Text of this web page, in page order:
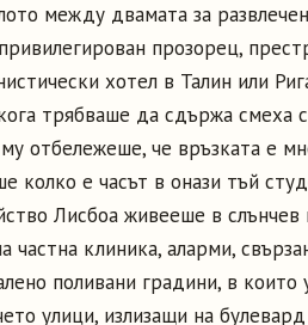
между двамата за
прозорец,
хотел в Талин или
трябваше да сдържа смеха
отбележеше, че връзката е
колко е часът в онази тъй
Лисбоа живееше в слънчев
частна клиника, аларми,
поливани градини, в
улици, излизащи на